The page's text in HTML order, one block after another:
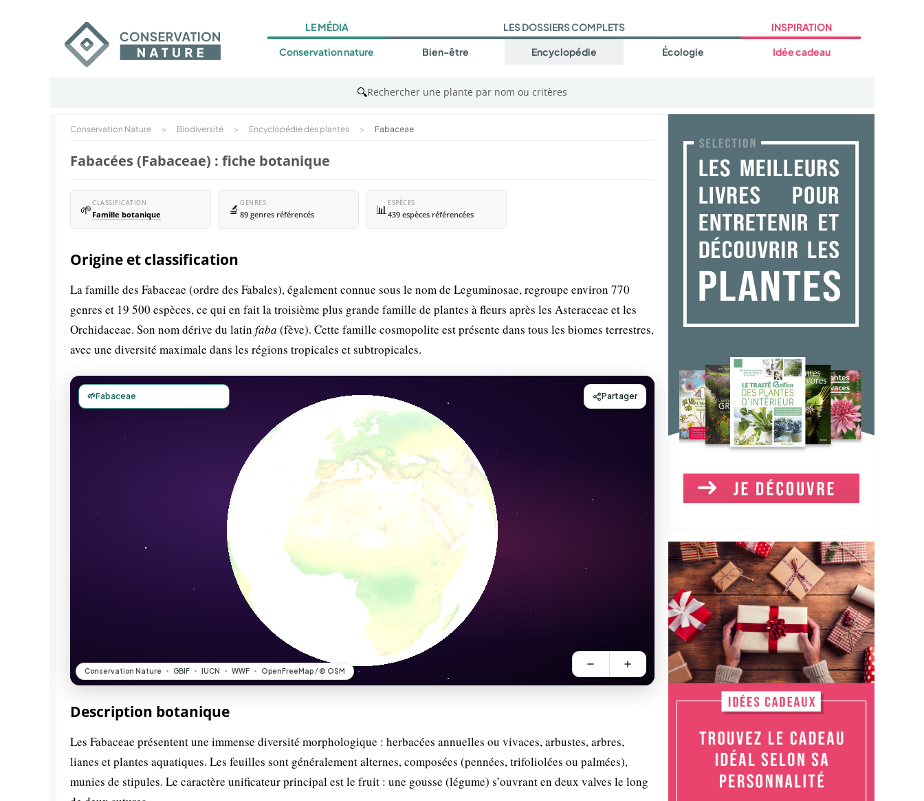
LE MÉDIA
Conservation nature
LES DOSSIERS COMPLETS
Bien-être Encyclopédie Écologie
INSPIRATION
Idée cadeau
🔍Rechercher une plante par nom ou critères
Conservation Nature > Biodiversité > Encyclopédie des plantes > Fabaceae
Fabacées (Fabaceae) : fiche botanique
🌱CLASSIFICATION
Famille botanique 🔬 GENRES
89 genres référencés 📊 ESPÈCES
439 espèces référencées
Origine et classification
La famille des Fabaceae (ordre des Fabales), également connue sous le nom de Leguminosae, regroupe environ 770
genres et 19 500 espèces, ce qui en fait la troisième plus grande famille de plantes à fleurs après les Asteraceae et les
Orchidaceae. Son nom dérive du latin faba (fève). Cette famille cosmopolite est présente dans tous les biomes terrestres,
avec une diversité maximale dans les régions tropicales et subtropicales.
Description botanique
Les Fabaceae présentent une immense diversité morphologique : herbacées annuelles ou vivaces, arbustes, arbres,
lianes et plantes aquatiques. Les feuilles sont généralement alternes, composées (pennées, trifoliolées ou palmées),
munies de stipules. Le caractère unificateur principal est le fruit : une gousse (légume) s’ouvrant en deux valves le long